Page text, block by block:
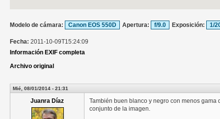
Modelo de cámara: Canon EOS 550D Apertura: f/9.0 Exposición: 1/
Fecha: 2011-10-09T15:24:09
Información EXIF completa
Archivo original
Mié, 08/01/2014 - 21:31
Juanra Díaz
También buen blanco y negro con menos
conjunto de la imagen.